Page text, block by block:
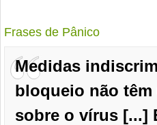
Frases de Pânico
Medidas
bloqueio não
sobre o vírus [...]